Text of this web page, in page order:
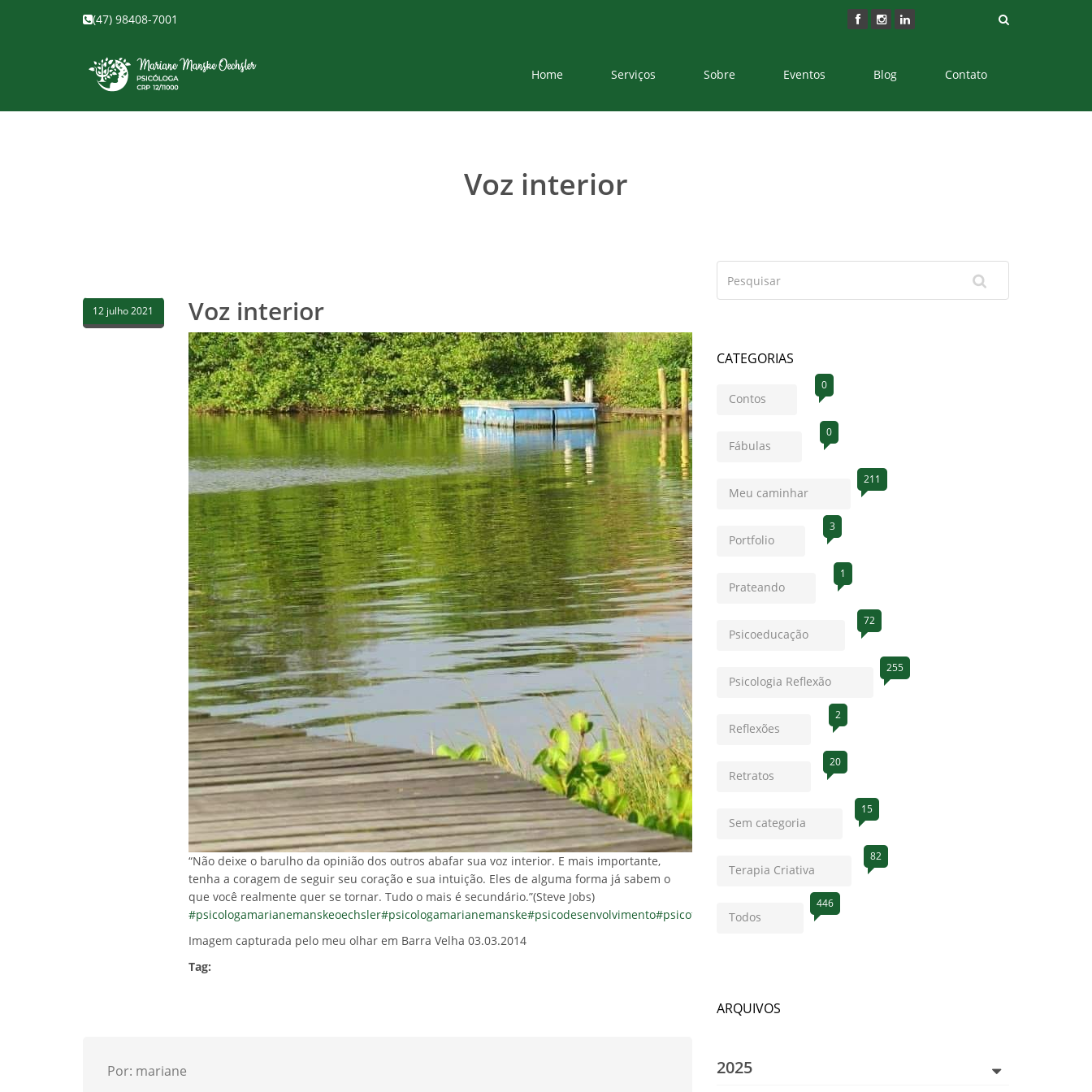
(47) 98408-7001
Home Serviços Sobre Eventos Blog Contato
Voz interior
12 julho 2021 Voz interior
“Não deixe o barulho da opinião dos outros abafar sua voz interior. E mais importante,
tenha a coragem de seguir seu coração e sua intuição. Eles de alguma forma já sabem o
que você realmente quer se tornar. Tudo o mais é secundário.”(Steve Jobs)
#psicologamarianemanskeoechsler#psicologamarianemanske#psicodesenvolvimento#psicoterapia
Imagem capturada pelo meu olhar em Barra Velha 03.03.2014
Tag:
Por: mariane
CATEGORIAS
Contos
0
Fábulas
0
Meu caminhar
211
Portfolio
3
Prateando
1
Psicoeducação
72
Psicologia Reflexão
255
Reflexões
2
Retratos
20
Sem categoria
15
Terapia Criativa
82
Todos
446
ARQUIVOS
2025